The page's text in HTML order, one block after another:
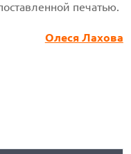
печатью.
Олеся Лахова
ГОДУ